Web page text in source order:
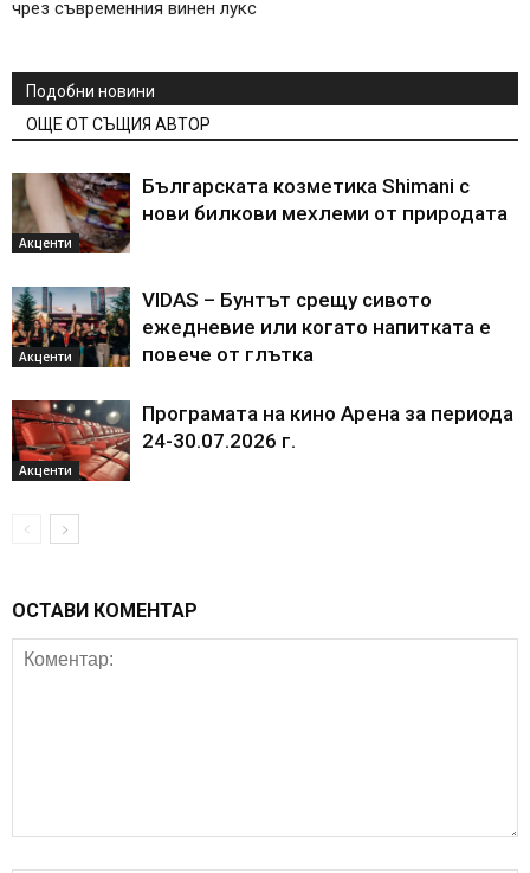
чрез съвременния винен лукс
Подобни новини
ОЩЕ ОТ СЪЩИЯ АВТОР
Акценти
Българската козметика Shimani с
нови билкови мехлеми от природата
Акценти
VIDAS – Бунтът срещу сивото
ежедневие или когато напитката е
повече от глътка
Акценти
Програмата на кино Арена за периода
24-30.07.2026 г.
ОСТАВИ КОМЕНТАР